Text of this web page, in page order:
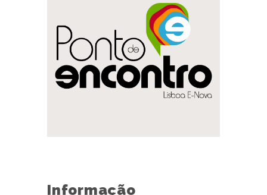
Informação